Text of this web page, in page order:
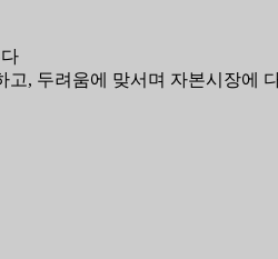
, 두려움에 맞서며 자본시장에